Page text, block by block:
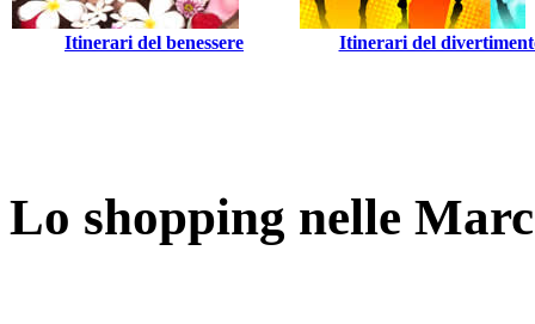
Itinerari del benessere Itinerari del
Lo shopping nelle